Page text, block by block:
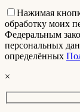
Нажимая
обработку моих
Федеральным
персональных
определённых
×